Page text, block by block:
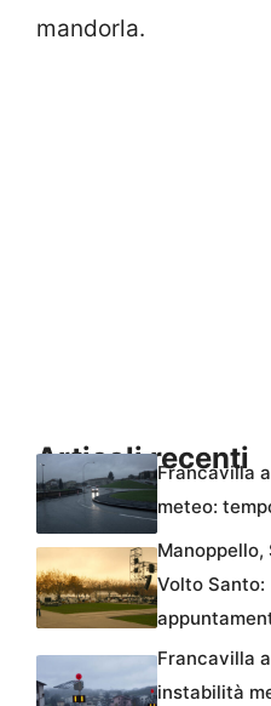
mandorla.
Articoli recenti
Francavilla
meteo:
Manoppello,
Volto Santo:
Francavilla
instabilità